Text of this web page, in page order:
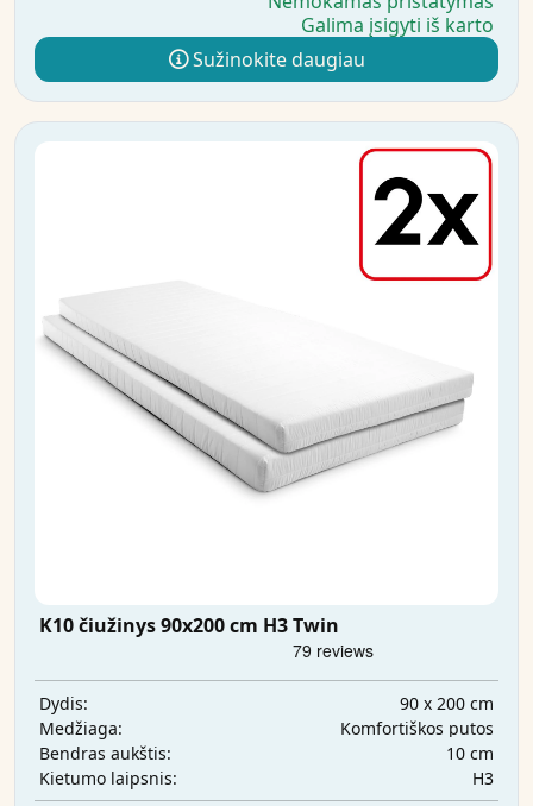
Galima įsigyti iš karto
Sužinokite daugiau
K10 čiužinys 90x200 cm H3 Twin
Dydis:
90 x 200 cm
Medžiaga:
Komfortiškos putos
Bendras aukštis:
10 cm
Kietumo laipsnis:
H3